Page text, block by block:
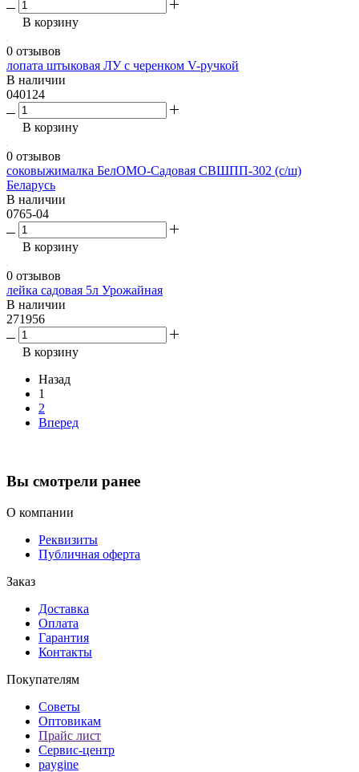
В корзину
0 отзывов
лопата штыковая ЛУ с черенком V-ручкой
В наличии
040124
В корзину
0 отзывов
соковыжималка БелОМО-Садовая СВШПП-302 (с/ш)
Беларусь
В наличии
0765-04
В корзину
0 отзывов
лейка садовая 5л Урожайная
В наличии
271956
В корзину
Назад
1
2
Вперед
Вы смотрели ранее
О компании
Реквизиты
Публичная оферта
Заказ
Доставка
Оплата
Гарантия
Контакты
Покупателям
Советы
Оптовикам
Прайс лист
Сервис-центр
paygine